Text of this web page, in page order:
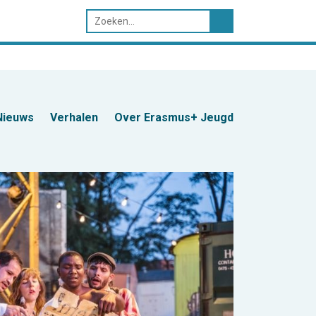
Verhalen Over Erasmus+ Jeugd